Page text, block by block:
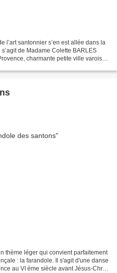
l’art santonnier s’en est allée dans la
de Madame Colette BARLES
charmante petite ville varoise.
thème léger qui convient parfaitement
: la farandole. Il s'agit d'une danse
au VI ème siècle avant Jésus-Christ